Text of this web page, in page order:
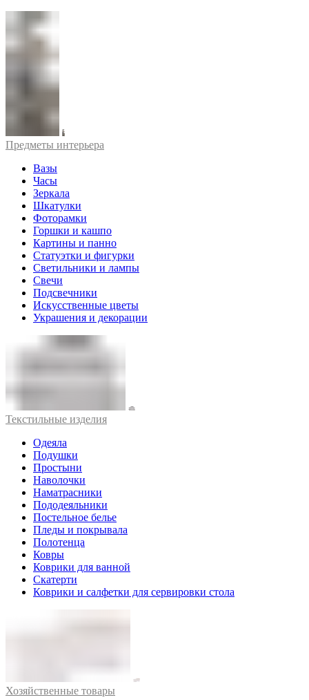
Предметы интерьера
Вазы
Часы
Зеркала
Шкатулки
Фоторамки
Горшки и кашпо
Картины и панно
Статуэтки и фигурки
Светильники и лампы
Свечи
Подсвечники
Искусственные цветы
Украшения и декорации
Текстильные изделия
Одеяла
Подушки
Простыни
Наволочки
Наматрасники
Пододеяльники
Постельное белье
Пледы и покрывала
Полотенца
Ковры
Коврики для ванной
Скатерти
Коврики и салфетки для сервировки стола
Хозяйственные товары